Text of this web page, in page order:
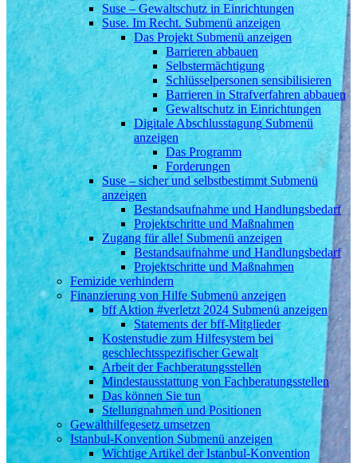
Suse – Gewaltschutz in Einrichtungen
Suse. Im Recht. Submenü anzeigen
Das Projekt Submenü anzeigen
Barrieren abbauen
Selbstermächtigung
Schlüsselpersonen sensibilisieren
Barrieren in Strafverfahren abbauen
Gewaltschutz in Einrichtungen
Digitale Abschlusstagung Submenü
anzeigen
Das Programm
Forderungen
Suse – sicher und selbstbestimmt Submenü
anzeigen
Bestandsaufnahme und Handlungsbedarf
Projektschritte und Maßnahmen
Zugang für alle! Submenü anzeigen
Bestandsaufnahme und Handlungsbedarf
Projektschritte und Maßnahmen
Femizide verhindern
Finanzierung von Hilfe Submenü anzeigen
bff Aktion #verletzt 2024 Submenü anzeigen
Statements der bff-Mitglieder
Kostenstudie zum Hilfesystem bei
geschlechtsspezifischer Gewalt
Arbeit der Fachberatungsstellen
Mindestausstattung von Fachberatungsstellen
Das können Sie tun
Stellungnahmen und Positionen
Gewalthilfegesetz umsetzen
Istanbul-Konvention Submenü anzeigen
Wichtige Artikel der Istanbul-Konvention